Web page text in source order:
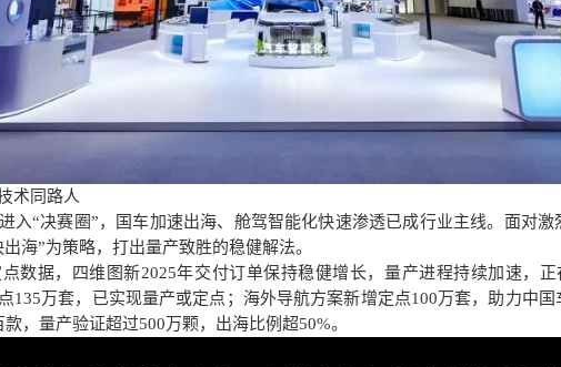
术同路人
入“决赛圈”，国车加速出海、舱驾智能化快速渗透已成行业主线。面对激
海”为策略，打出量产致胜的稳健解法。
数据，四维图新2025年交付订单保持稳健增长，量产进程持续加速，
135万套，已实现量产或定点；海外导航方案新增定点100万套，助力中
，量产验证超过500万颗，出海比例超50%。